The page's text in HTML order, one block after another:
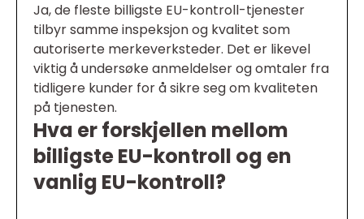
Ja, de fleste billigste EU-kontroll-tjenester
tilbyr samme inspeksjon og kvalitet som
autoriserte merkeverksteder. Det er likevel
viktig å undersøke anmeldelser og omtaler fra
tidligere kunder for å sikre seg om kvaliteten
på tjenesten.
Hva er forskjellen mellom
billigste EU-kontroll og en
vanlig EU-kontroll?